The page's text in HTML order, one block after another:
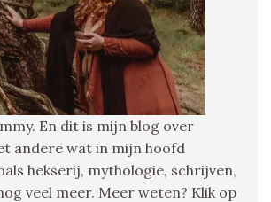
En dit is mijn blog over
andere wat in mijn hoofd
hekserij, mythologie, schrijven,
veel meer. Meer weten? Klik op